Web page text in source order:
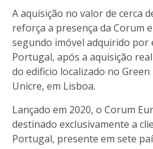
A aquisição no valor de cerca
reforça a presença da Corum
segundo imóvel adquirido por
Portugal, após a aquisição
do edificio localizado no
Unicre, em Lisboa.
Lançado em 2020, o Corum
destinado exclusivamente a
Portugal, presente em sete